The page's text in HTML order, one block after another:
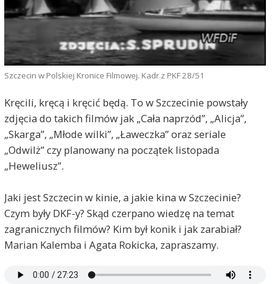
Szczecin w Polskiej Kronice Filmowej. Kadr z PKF 28/51
Kręcili, kręcą i kręcić będą. To w Szczecinie powstały
zdjęcia do takich filmów jak „Cała naprzód”, „Alicja”,
„Skarga”, „Młode wilki”, „Ławeczka” oraz seriale
„Odwilż” czy planowany na początek listopada
„Heweliusz”.
Jaki jest Szczecin w kinie, a jakie kina w Szczecinie?
Czym były DKF-y? Skąd czerpano wiedzę na temat
zagranicznych filmów? Kim był konik i jak zarabiał?
Marian Kalemba i Agata Rokicka, zapraszamy.